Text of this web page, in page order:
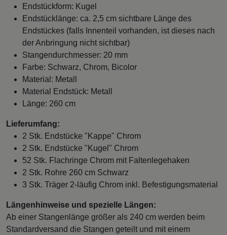
Endstückform: Kugel
Endstücklänge: ca. 2,5 cm sichtbare Länge des
Endstückes (falls Innenteil vorhanden, ist dieses nach
der Anbringung nicht sichtbar)
Stangendurchmesser: 20 mm
Farbe: Schwarz, Chrom, Bicolor
Material: Metall
Material Endstück: Metall
Länge: 260 cm
Lieferumfang:
2 Stk. Endstücke "Kappe" Chrom
2 Stk. Endstücke "Kugel" Chrom
52 Stk. Flachringe Chrom mit Faltenlegehaken
2 Stk. Rohre 260 cm Schwarz
3 Stk. Träger 2-läufig Chrom inkl. Befestigungsmaterial
Längenhinweise und spezielle Längen:
Ab einer Stangenlänge größer als 240 cm werden beim
Standardversand die Stangen geteilt und mit einem